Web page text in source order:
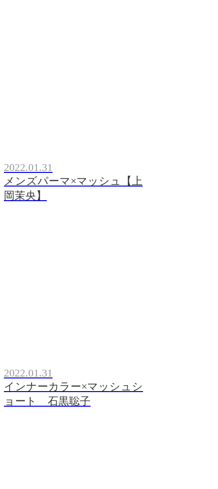
2022.01.31
メンズパーマ×マッシュ【上
岡茉央】
2022.01.31
インナーカラー×マッシュシ
ョート 石黒聡子